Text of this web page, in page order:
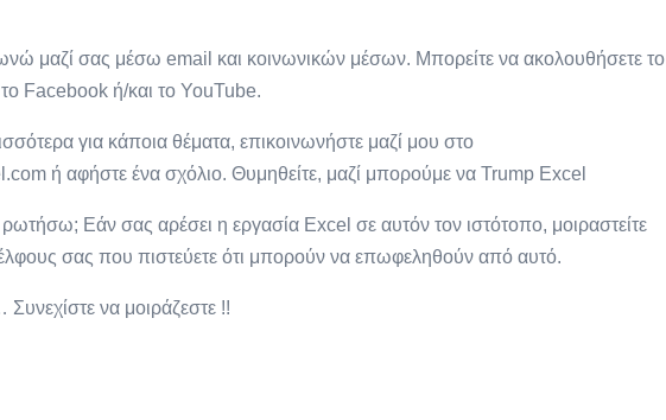
μαζί σας μέσω email και κοινωνικών μέσων. Μπορείτε να ακολουθήσετε το
Facebook ή/και το YouTube.
για κάποια θέματα, επικοινωνήστε μαζί μου στο
ή αφήστε ένα σχόλιο. Θυμηθείτε, μαζί μπορούμε να Trump Excel
Εάν σας αρέσει η εργασία Excel σε αυτόν τον ιστότοπο, μοιραστείτε
σας που πιστεύετε ότι μπορούν να επωφεληθούν από αυτό.
Συνεχίστε να μοιράζεστε !!